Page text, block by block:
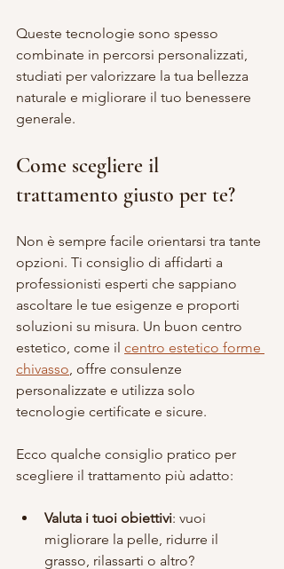
Queste tecnologie sono spesso
combinate in percorsi personalizzati,
studiati per valorizzare la tua bellezza
naturale e migliorare il tuo benessere
generale.
Come scegliere il
trattamento giusto per te?
Non è sempre facile orientarsi tra tante
opzioni. Ti consiglio di affidarti a
professionisti esperti che sappiano
ascoltare le tue esigenze e proporti
soluzioni su misura. Un buon centro
estetico, come il centro estetico forme
chivasso , offre consulenze
personalizzate e utilizza solo
tecnologie certificate e sicure.
Ecco qualche consiglio pratico per
scegliere il trattamento più adatto:
Valuta i tuoi obiettivi: vuoi
migliorare la pelle, ridurre il
grasso, rilassarti o altro?